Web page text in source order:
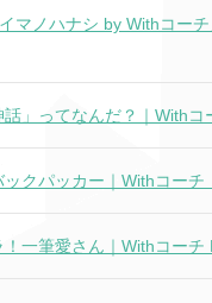
マノハナシ by Withコー
話」ってなんだ？｜With
ックパッカー｜Withコー
！一筆愛さん｜Withコーチ